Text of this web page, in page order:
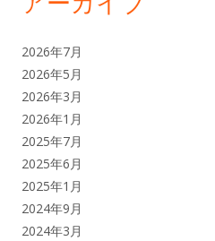
2026年7月
2026年5月
2026年3月
2026年1月
2025年7月
2025年6月
2025年1月
2024年9月
2024年3月